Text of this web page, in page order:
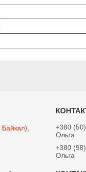
+380
Ольга
+380
Ольга